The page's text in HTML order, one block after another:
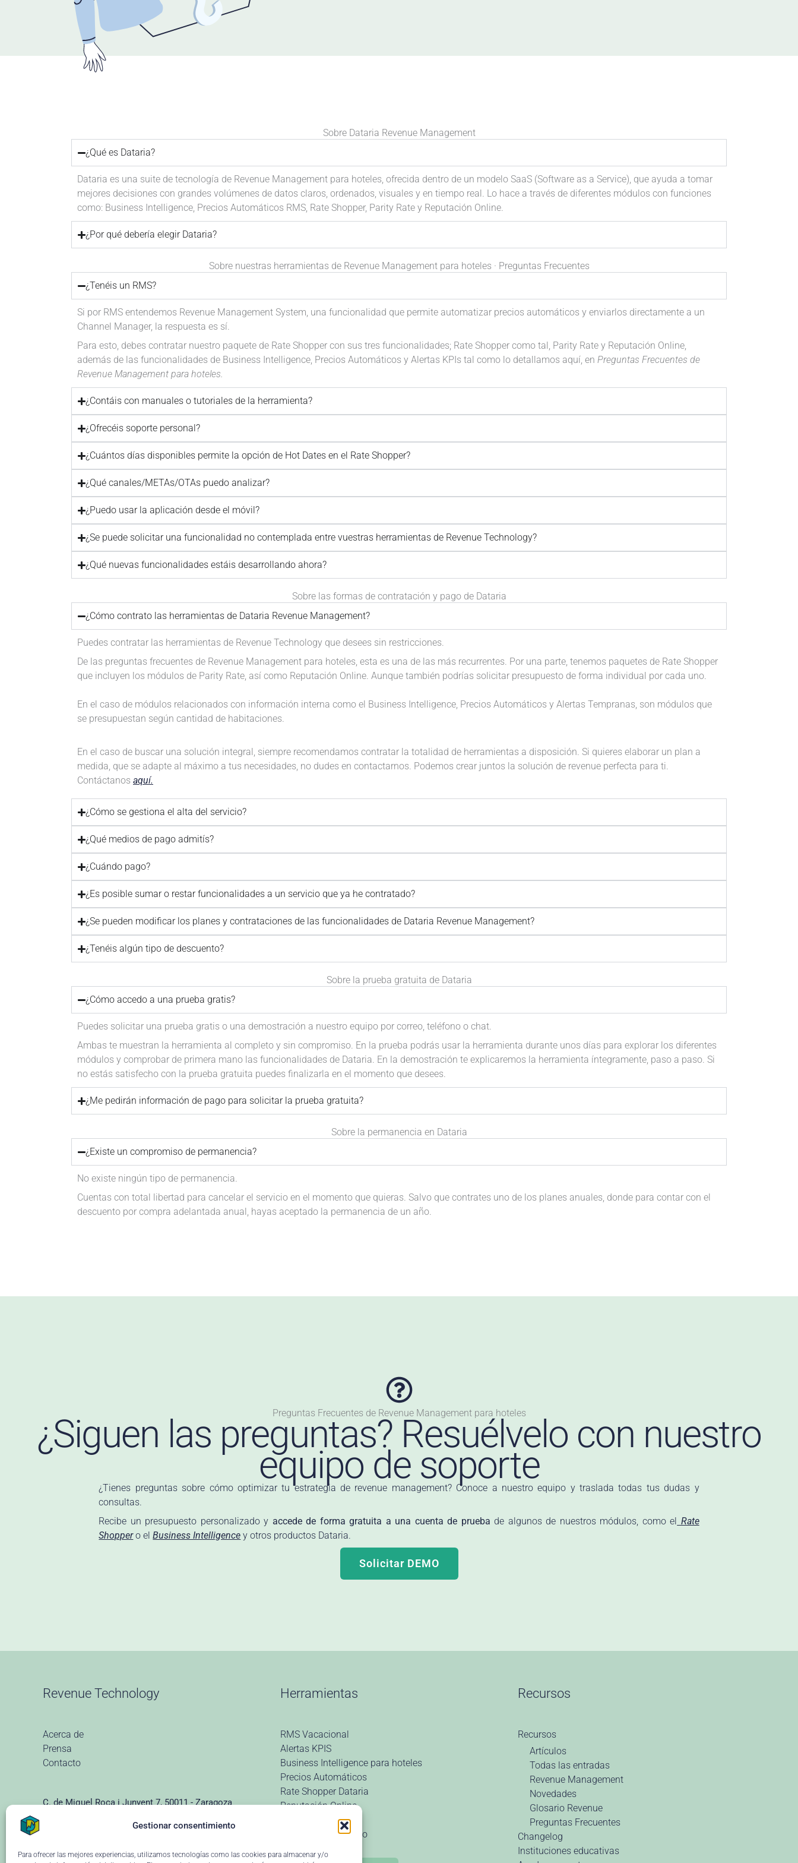
Gestionar consentimiento
Para ofrecer las mejores experiencias, utilizamos tecnologías como las cookies para almacenar y/o
Sobre Dataria Revenue Management
¿Qué es Dataria?
Dataria es una suite de tecnología de Revenue Management para hoteles, ofrecida dentro de un modelo SaaS (Software as a Service), que ayuda a tomar
mejores decisiones con grandes volúmenes de datos claros, ordenados, visuales y en tiempo real. Lo hace a través de diferentes módulos con funciones
como: Business Intelligence, Precios Automáticos RMS, Rate Shopper, Parity Rate y Reputación Online.
¿Por qué debería elegir Dataria?
Sobre nuestras herramientas de Revenue Management para hoteles · Preguntas Frecuentes
¿Tenéis un RMS?
Si por RMS entendemos Revenue Management System, una funcionalidad que permite automatizar precios automáticos y enviarlos directamente a un
Channel Manager, la respuesta es sí.
Para esto, debes contratar nuestro paquete de Rate Shopper con sus tres funcionalidades; Rate Shopper como tal, Parity Rate y Reputación Online,
además de las funcionalidades de Business Intelligence, Precios Automáticos y Alertas KPIs tal como lo detallamos aquí, en Preguntas Frecuentes de
Revenue Management para hoteles.
¿Contáis con manuales o tutoriales de la herramienta?
¿Ofrecéis soporte personal?
¿Cuántos días disponibles permite la opción de Hot Dates en el Rate Shopper?
¿Qué canales/METAs/OTAs puedo analizar?
¿Puedo usar la aplicación desde el móvil?
¿Se puede solicitar una funcionalidad no contemplada entre vuestras herramientas de Revenue Technology?
¿Qué nuevas funcionalidades estáis desarrollando ahora?
Sobre las formas de contratación y pago de Dataria
¿Cómo contrato las herramientas de Dataria Revenue Management?
Puedes contratar las herramientas de Revenue Technology que desees sin restricciones.
De las preguntas frecuentes de Revenue Management para hoteles, esta es una de las más recurrentes. Por una parte, tenemos paquetes de Rate Shopper
que incluyen los módulos de Parity Rate, así como Reputación Online. Aunque también podrías solicitar presupuesto de forma individual por cada uno.
En el caso de módulos relacionados con información interna como el Business Intelligence, Precios Automáticos y Alertas Tempranas, son módulos que
se presupuestan según cantidad de habitaciones.
En el caso de buscar una solución integral, siempre recomendamos contratar la totalidad de herramientas a disposición. Si quieres elaborar un plan a
medida, que se adapte al máximo a tus necesidades, no dudes en contactarnos. Podemos crear juntos la solución de revenue perfecta para ti.
Contáctanos aquí.
¿Cómo se gestiona el alta del servicio?
¿Qué medios de pago admitís?
¿Cuándo pago?
¿Es posible sumar o restar funcionalidades a un servicio que ya he contratado?
¿Se pueden modificar los planes y contrataciones de las funcionalidades de Dataria Revenue Management?
¿Tenéis algún tipo de descuento?
Sobre la prueba gratuita de Dataria
¿Cómo accedo a una prueba gratis?
Puedes solicitar una prueba gratis o una demostración a nuestro equipo por correo, teléfono o chat.
Ambas te muestran la herramienta al completo y sin compromiso. En la prueba podrás usar la herramienta durante unos días para explorar los diferentes
módulos y comprobar de primera mano las funcionalidades de Dataria. En la demostración te explicaremos la herramienta íntegramente, paso a paso. Si
no estás satisfecho con la prueba gratuita puedes finalizarla en el momento que desees.
¿Me pedirán información de pago para solicitar la prueba gratuita?
Sobre la permanencia en Dataria
¿Existe un compromiso de permanencia?
No existe ningún tipo de permanencia.
Cuentas con total libertad para cancelar el servicio en el momento que quieras. Salvo que contrates uno de los planes anuales, donde para contar con el
descuento por compra adelantada anual, hayas aceptado la permanencia de un año.
Preguntas Frecuentes de Revenue Management para hoteles
¿Siguen las preguntas? Resuélvelo con nuestro
equipo de soporte
¿Tienes preguntas sobre cómo optimizar tu estrategia de revenue management? Conoce a nuestro equipo y traslada todas tus dudas y
consultas.
Recibe un presupuesto personalizado y accede de forma gratuita a una cuenta de pruebade algunos de nuestros módulos, como el Rate
Shoppero elBusiness Intelligence y otros productos Dataria.
Solicitar DEMO
Revenue Technology
Acerca de
Prensa
Contacto
C. de Miquel Roca i Junyent 7, 50011 - Zaragoza
info@dataria.com
Herramientas
RMS Vacacional
Alertas KPIS
Business Intelligence para hoteles
Precios Automáticos
Rate Shopper Dataria
Reputación Online
Widget Canal Directo
Recursos
Recursos
Artículos
Todas las entradas
Revenue Management
Novedades
Glosario Revenue
Preguntas Frecuentes
Changelog
Instituciones educativas